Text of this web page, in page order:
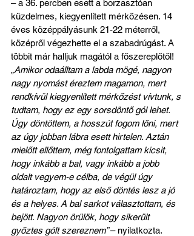
– a 36. percben esett a borzasztóan
küzdelmes, kiegyenlített mérkőzésen. 14
éves középpályásunk 21-22 méterről,
középről végezhette el a szabadrúgást. A
többit már halljuk magától a főszereplőtől!
„Amikor odaálltam a labda mögé, nagyon
nagy nyomást éreztem magamon, mert
rendkívül kiegyenlített mérkőzést vívtunk, s
tudtam, hogy ez egy sorsdöntő gól lehet.
Úgy döntöttem, a hosszút fogom lőni, mert
az úgy jobban lábra esett hirtelen. Aztán
mielőtt ellőttem, még fontolgattam kicsit,
hogy inkább a bal, vagy inkább a jobb
oldalt vegyem-e célba, de végül úgy
határoztam, hogy az első döntés lesz a jó
és a helyes. A bal sarkot választottam, és
bejött. Nagyon örülök, hogy sikerült
győztes gólt szereznem” – nyilatkozta.